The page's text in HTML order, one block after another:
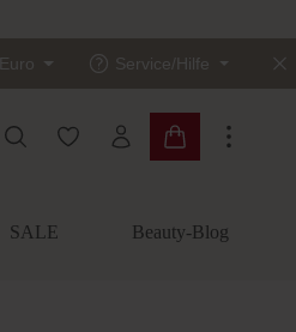
Euro Service/Hilfe
Du hast 0 Produkte auf
Warenkorb
SALE Beauty-Blog